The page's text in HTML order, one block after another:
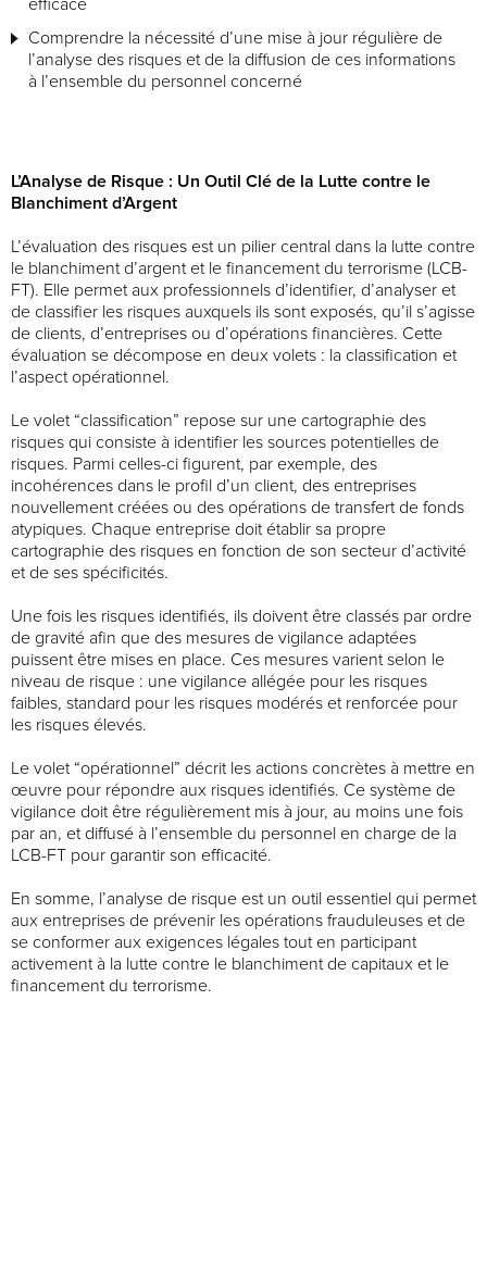
Comprendre la nécessité d’une mise à jour régulière de
l’analyse des risques et de la diffusion de ces informations
à l’ensemble du personnel concerné
L’Analyse de Risque : Un Outil Clé de la Lutte contre le
Blanchiment d’Argent
L’évaluation des risques est un pilier central dans la lutte contre
le blanchiment d’argent et le financement du terrorisme (LCB-
FT). Elle permet aux professionnels d’identifier, d’analyser et
de classifier les risques auxquels ils sont exposés, qu’il s’agisse
de clients, d’entreprises ou d’opérations financières. Cette
évaluation se décompose en deux volets : la classification et
l’aspect opérationnel.
Le volet “classification” repose sur une cartographie des
risques qui consiste à identifier les sources potentielles de
risques. Parmi celles-ci figurent, par exemple, des
incohérences dans le profil d’un client, des entreprises
nouvellement créées ou des opérations de transfert de fonds
atypiques. Chaque entreprise doit établir sa propre
cartographie des risques en fonction de son secteur d’activité
et de ses spécificités.
Une fois les risques identifiés, ils doivent être classés par ordre
de gravité afin que des mesures de vigilance adaptées
puissent être mises en place. Ces mesures varient selon le
niveau de risque : une vigilance allégée pour les risques
faibles, standard pour les risques modérés et renforcée pour
les risques élevés.
Le volet “opérationnel” décrit les actions concrètes à mettre en
œuvre pour répondre aux risques identifiés. Ce système de
vigilance doit être régulièrement mis à jour, au moins une fois
par an, et diffusé à l’ensemble du personnel en charge de la
LCB-FT pour garantir son efficacité.
En somme, l’analyse de risque est un outil essentiel qui permet
aux entreprises de prévenir les opérations frauduleuses et de
se conformer aux exigences légales tout en participant
activement à la lutte contre le blanchiment de capitaux et le
financement du terrorisme.